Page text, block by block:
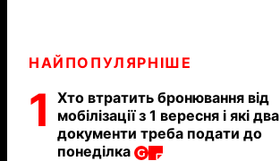
НАЙПОПУЛЯРНІШЕ
1
Хто втратить бронювання від
мобілізації з 1 вересня і які два
документи треба подати до
понеділка